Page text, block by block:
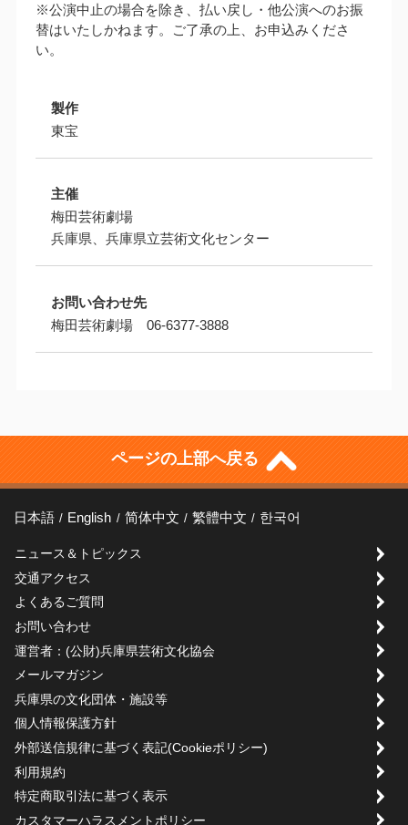
※公演中止の場合を除き、払い戻し・他公演へのお振
替はいたしかねます。ご了承の上、お申込みくださ
い。
製作
東宝
主催
梅田芸術劇場
兵庫県、兵庫県立芸術文化センター
お問い合わせ先
梅田芸術劇場 06-6377-3888
ページの上部へ戻る
日本語 English 简体中文 繁體中文 한국어
ニュース＆トピックス
交通アクセス
よくあるご質問
お問い合わせ
運営者：(公財)兵庫県芸術文化協会
メールマガジン
兵庫県の文化団体・施設等
個人情報保護方針
外部送信規律に基づく表記(Cookieポリシー)
利用規約
特定商取引法に基づく表示
カスタマーハラスメントポリシー